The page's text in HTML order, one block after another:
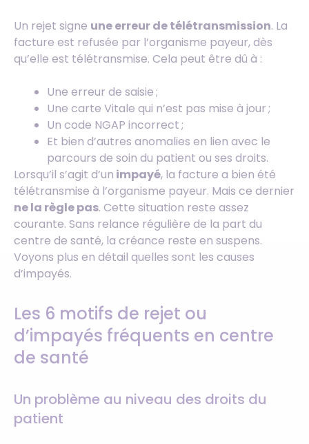
Un rejet signe une erreur de télétransmission. La
facture est refusée par l’organisme payeur, dès
qu’elle est télétransmise. Cela peut être dû à :
Une erreur de saisie ;
Une carte Vitale qui n’est pas mise à jour ;
Un code NGAP incorrect ;
Et bien d’autres anomalies en lien avec le
parcours de soin du patient ou ses droits.
Lorsqu’il s’agit d’un impayé, la facture a bien été
télétransmise à l’organisme payeur. Mais ce dernier
ne la règle pas. Cette situation reste assez
courante. Sans relance régulière de la part du
centre de santé, la créance reste en suspens.
Voyons plus en détail quelles sont les causes
d’impayés.
Les 6 motifs de rejet ou
d’impayés fréquents en centre
de santé
Un problème au niveau des droits du
patient